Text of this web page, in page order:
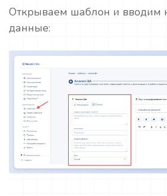
Открываем шаблон и вводим
данные: